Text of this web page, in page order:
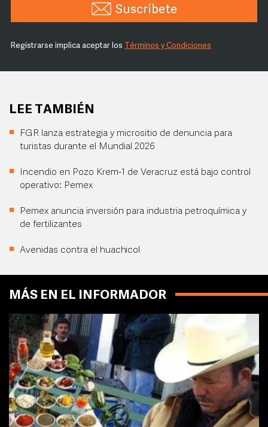
Suscríbete
Registrarse implica aceptar los Términos y Condiciones
LEE TAMBIÉN
FGR lanza estrategia y micrositio de denuncia para
turistas durante el Mundial 2026
Incendio en Pozo Krem-1 de Veracruz está bajo control
operativo: Pemex
Pemex anuncia inversión para industria petroquímica y
de fertilizantes
Avenidas contra el huachicol
MÁS EN EL INFORMADOR